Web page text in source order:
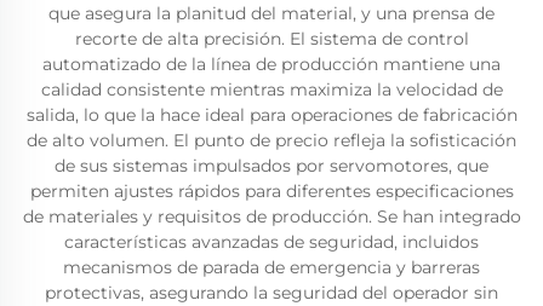
que asegura la planitud del material, y una prensa de
recorte de alta precisión. El sistema de control
automatizado de la línea de producción mantiene una
calidad consistente mientras maximiza la velocidad de
salida, lo que la hace ideal para operaciones de fabricación
de alto volumen. El punto de precio refleja la sofisticación
de sus sistemas impulsados por servomotores, que
permiten ajustes rápidos para diferentes especificaciones
de materiales y requisitos de producción. Se han integrado
características avanzadas de seguridad, incluidos
mecanismos de parada de emergencia y barreras
protectivas, asegurando la seguridad del operador sin